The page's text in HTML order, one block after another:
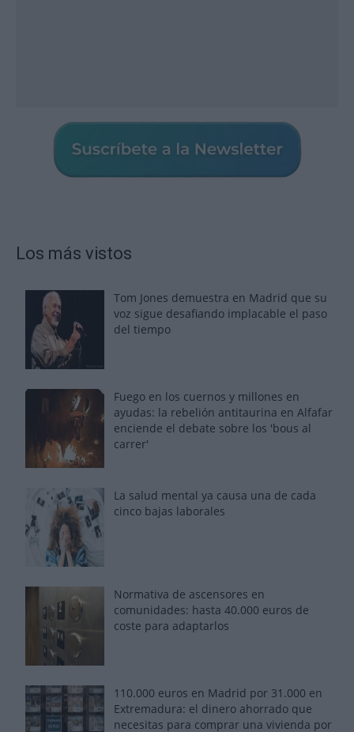
Los más vistos
Tom Jones demuestra en Madrid que su
voz sigue desafiando implacable el paso
del tiempo
Fuego en los cuernos y millones en
ayudas: la rebelión antitaurina en Alfafar
enciende el debate sobre los 'bous al
carrer'
La salud mental ya causa una de cada
cinco bajas laborales
Normativa de ascensores en
comunidades: hasta 40.000 euros de
coste para adaptarlos
110.000 euros en Madrid por 31.000 en
Extremadura: el dinero ahorrado que
necesitas para comprar una vivienda por